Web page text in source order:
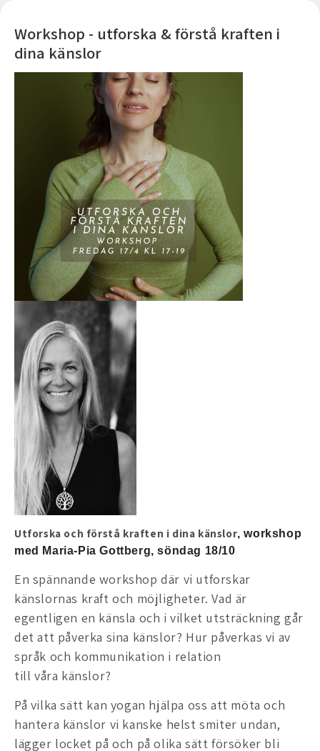
Workshop - utforska & förstå kraften i
dina känslor
Utforska och förstå kraften i dina känslor, workshop
med Maria-Pia Gottberg, söndag 18/10
En spännande workshop där vi utforskar
känslornas kraft och möjligheter. Vad är
egentligen en känsla och i vilket utsträckning går
det att påverka sina känslor? Hur påverkas vi av
språk och kommunikation i relation
till våra känslor?
På vilka sätt kan yogan hjälpa oss att möta och
hantera känslor vi kanske helst smiter undan,
lägger locket på och på olika sätt försöker bli